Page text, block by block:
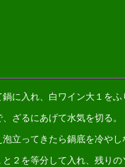
に入れ、白ワイン大１を
ざるにあげて水気を切る。
立ってきたら鍋底を冷や
２を等分して入れ、残り